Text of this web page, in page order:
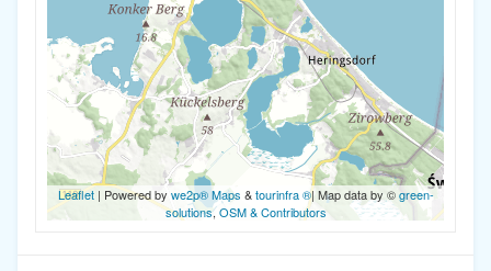
Leaflet| Powered bywe2p® Maps &tourinfra ®| Map data by ©green-
solutions,OSM & Contributors